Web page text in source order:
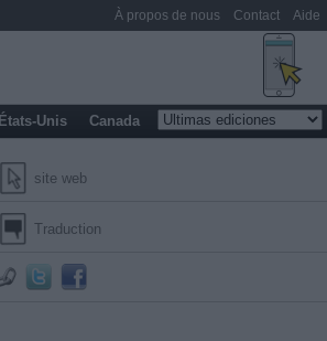
États-Unis Canada
site web
Traduction
À propos de nous Contact Aide